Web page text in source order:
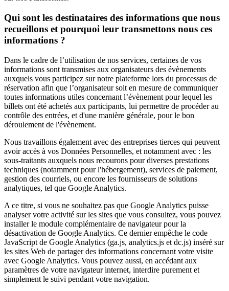
Qui sont les destinataires des informations que nous
recueillons et pourquoi leur transmettons nous ces
informations ?
Dans le cadre de l’utilisation de nos services, certaines de vos
informations sont transmises aux organisateurs des évènements
auxquels vous participez sur notre plateforme lors du processus de
réservation afin que l’organisateur soit en mesure de communiquer
toutes informations utiles concernant l’évènement pour lequel les
billets ont été achetés aux participants, lui permettre de procéder au
contrôle des entrées, et d'une manière générale, pour le bon
déroulement de l'évènement.
Nous travaillons également avec des entreprises tierces qui peuvent
avoir accès à vos Données Personnelles, et notamment avec : les
sous-traitants auxquels nous recourons pour diverses prestations
techniques (notamment pour l'hébergement), services de paiement,
gestion des courriels, ou encore les fournisseurs de solutions
analytiques, tel que Google Analytics.
A ce titre, si vous ne souhaitez pas que Google Analytics puisse
analyser votre activité sur les sites que vous consultez, vous pouvez
installer le module complémentaire de navigateur pour la
désactivation de Google Analytics. Ce dernier empêche le code
JavaScript de Google Analytics (ga.js, analytics.js et dc.js) inséré sur
les sites Web de partager des informations concernant votre visite
avec Google Analytics. Vous pouvez aussi, en accédant aux
paramètres de votre navigateur internet, interdire purement et
simplement le suivi pendant votre navigation.